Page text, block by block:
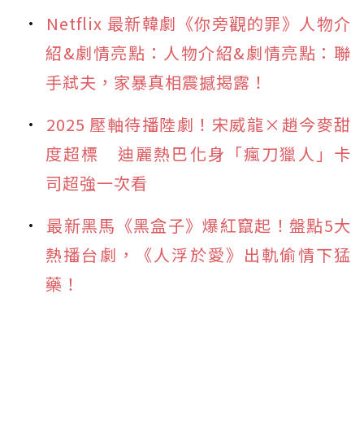
Netflix 最新韓劇《你旁觀的罪》人物介
紹&劇情亮點：人物介紹&劇情亮點：聯
手弒夫，家暴真相震撼揭露！
2025 壓軸待播陸劇！宋威龍×趙今麥甜
度超標 迪麗熱巴化身「瘋刀獵人」卡
司超強一次看
最新黑馬《黑盒子》爆紅竄起！盤點5大
熱播台劇，《人浮於愛》出軌偷情下猛
藥！